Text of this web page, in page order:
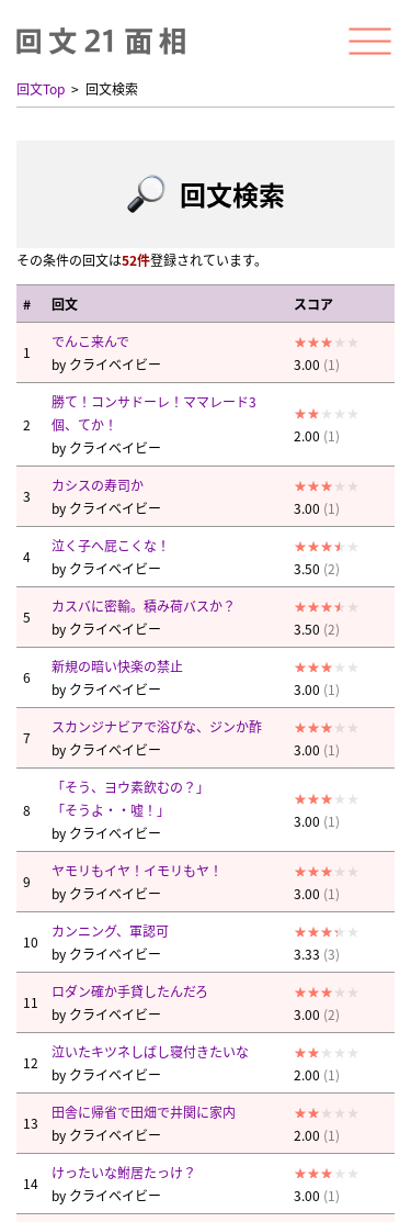
回文Top 回文検索
回文検索
その条件の回文は52件登録されています。
# 回文 スコア
1
でんこ来んで
by クライベイビー 3.00 (1)
2
勝て！コンサドーレ！ママレード3
個、てか！
by クライベイビー
2.00 (1)
3
カシスの寿司か
by クライベイビー 3.00 (1)
4
泣く子へ屁こくな！
by クライベイビー 3.50 (2)
5
カスバに密輸。積み荷バスか？
by クライベイビー 3.50 (2)
6
新規の暗い快楽の禁止
by クライベイビー 3.00 (1)
7
スカンジナビアで浴びな、ジンか酢
by クライベイビー 3.00 (1)
8
「そう、ヨウ素飲むの？」
「そうよ・・嘘！」
by クライベイビー
3.00 (1)
9
ヤモリもイヤ！イモリもヤ！
by クライベイビー 3.00 (1)
10
カンニング、軍認可
by クライベイビー 3.33 (3)
11
ロダン確か手貸したんだろ
by クライベイビー 3.00 (2)
12
泣いたキツネしばし寝付きたいな
by クライベイビー 2.00 (1)
13
田舎に帰省で田畑で井関に家内
by クライベイビー 2.00 (1)
14
けったいな鮒居たっけ？
by クライベイビー 3.00 (1)